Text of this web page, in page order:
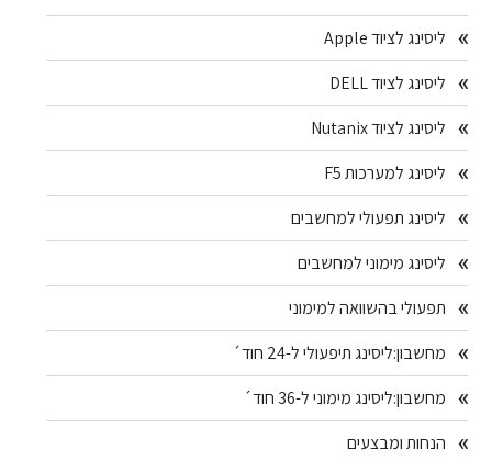
ליסינג לציוד Apple
ליסינג לציוד DELL
ליסינג לציוד Nutanix
ליסינג למערכות F5
ליסינג תפעולי למחשבים
ליסינג מימוני למחשבים
תפעולי בהשוואה למימוני
מחשבון:ליסינג תיפעולי ל-24 חוד´
מחשבון:ליסינג מימוני ל-36 חוד´
הנחות ומבצעים